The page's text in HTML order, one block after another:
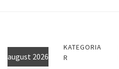
august 2026
KATEGORIA
R